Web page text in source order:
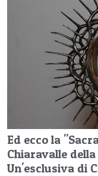
Ed ecco la
Chiaravalle
Un'esclusiva di